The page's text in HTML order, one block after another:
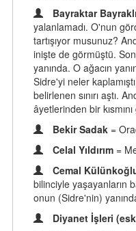
Bayraktar Bayraklı
yalanlamadı. O'nun
tartışıyor musunuz?
inişte de görmüştü.
yanında. O ağacın
Sidre'yi neler
belirlenen sınırı aştı.
âyetlerinden bir
Bekir Sadak =
Celal Yıldırım =
Cemal
bilinciyle yaşayanların
onun (Sidre'nin)
Diyanet İşleri